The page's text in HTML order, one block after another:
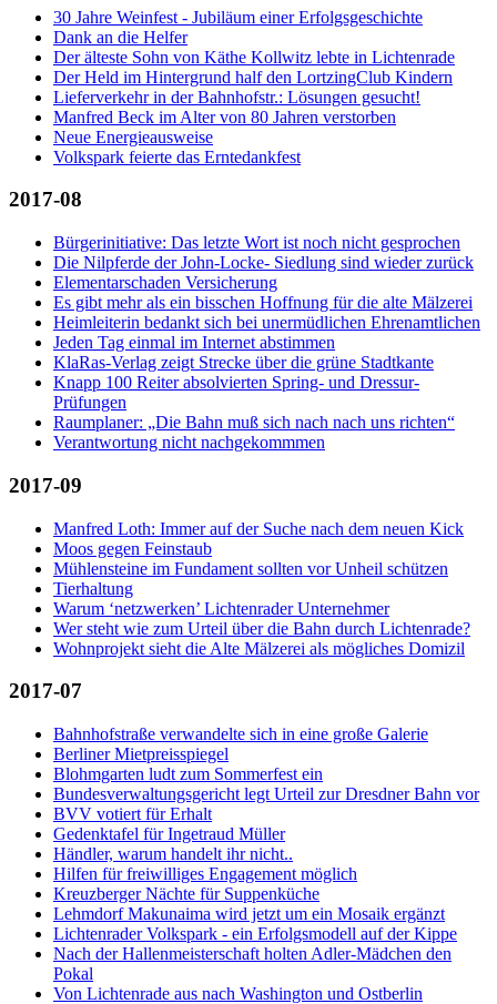
30 Jahre Weinfest - Jubiläum einer Erfolgsgeschichte
Dank an die Helfer
Der älteste Sohn von Käthe Kollwitz lebte in Lichtenrade
Der Held im Hintergrund half den LortzingClub Kindern
Lieferverkehr in der Bahnhofstr.: Lösungen gesucht!
Manfred Beck im Alter von 80 Jahren verstorben
Neue Energieausweise
Volkspark feierte das Erntedankfest
2017-08
Bürgerinitiative: Das letzte Wort ist noch nicht gesprochen
Die Nilpferde der John-Locke- Siedlung sind wieder zurück
Elementarschaden Versicherung
Es gibt mehr als ein bisschen Hoffnung für die alte Mälzerei
Heimleiterin bedankt sich bei unermüdlichen Ehrenamtlichen
Jeden Tag einmal im Internet abstimmen
KlaRas-Verlag zeigt Strecke über die grüne Stadtkante
Knapp 100 Reiter absolvierten Spring- und Dressur-
Prüfungen
Raumplaner: „Die Bahn muß sich nach nach uns richten“
Verantwortung nicht nachgekommmen
2017-09
Manfred Loth: Immer auf der Suche nach dem neuen Kick
Moos gegen Feinstaub
Mühlensteine im Fundament sollten vor Unheil schützen
Tierhaltung
Warum ‘netzwerken’ Lichtenrader Unternehmer
Wer steht wie zum Urteil über die Bahn durch Lichtenrade?
Wohnprojekt sieht die Alte Mälzerei als mögliches Domizil
2017-07
Bahnhofstraße verwandelte sich in eine große Galerie
Berliner Mietpreisspiegel
Blohmgarten ludt zum Sommerfest ein
Bundesverwaltungsgericht legt Urteil zur Dresdner Bahn vor
BVV votiert für Erhalt
Gedenktafel für Ingetraud Müller
Händler, warum handelt ihr nicht..
Hilfen für freiwilliges Engagement möglich
Kreuzberger Nächte für Suppenküche
Lehmdorf Makunaima wird jetzt um ein Mosaik ergänzt
Lichtenrader Volkspark - ein Erfolgsmodell auf der Kippe
Nach der Hallenmeisterschaft holten Adler-Mädchen den
Pokal
Von Lichtenrade aus nach Washington und Ostberlin